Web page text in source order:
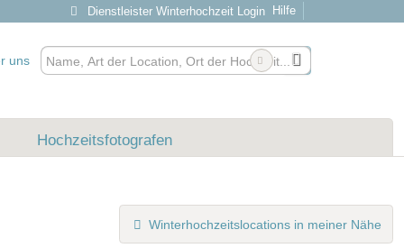
Dienstleister Winterhochzeit Login Hilfe
uns
Hochzeitsfotografen
Winterhochzeitslocations in meiner Nähe